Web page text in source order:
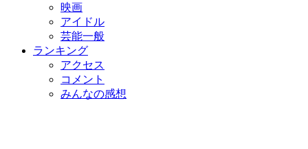
映画
アイドル
芸能一般
ランキング
アクセス
コメント
みんなの感想